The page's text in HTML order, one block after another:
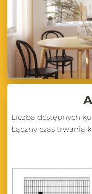
Liczba dostępnych
Łączny czas trwania